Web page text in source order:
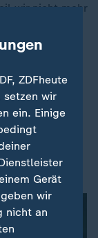
wir nicht mehr
weil wir auf
in der Cloud
bei
b-pisec
ZDFheute
setzen wir
ein. Einige
Gerät
wir
nicht an